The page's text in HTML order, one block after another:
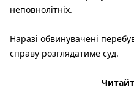
неповнолітніх.
Наразі обвинувачені
справу розглядатиме суд.